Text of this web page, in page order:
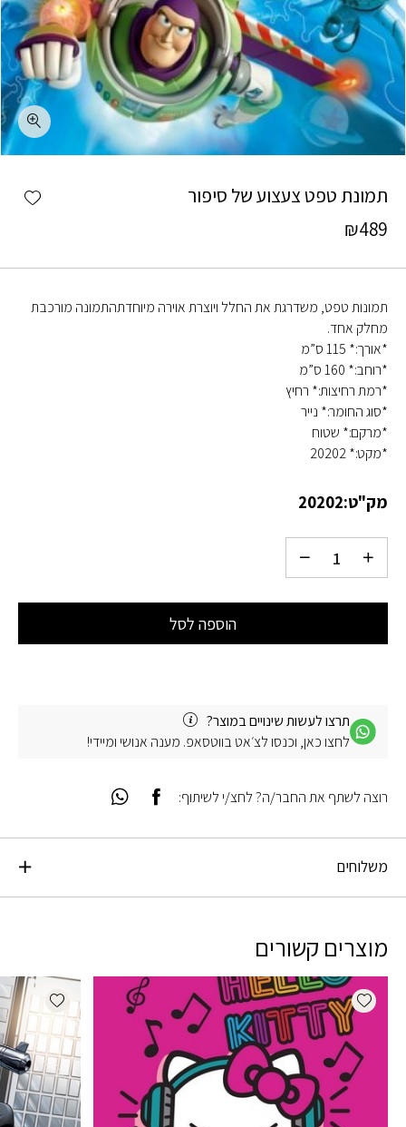
תמונת טפט צעצוע של סיפור
₪489
תמונות טפט, משדרגת את החלל ויוצרת אוירה מיוחדתהתמונה מורכבת
מחלק אחד.
*אורך:* 115 ס”מ
*רוחב:* 160 ס”מ
*רמת רחיצות:* רחיץ
*סוג החומר:* נייר
*מרקם:* שטוח
*מקט:* 20202
מק"ט:20202
הוספה לסל
תרצו לעשות שינויים במוצר?
לחצו כאן, וכנסו לצ׳אט בווטסאפ. מענה אנושי ומיידי!
משלוחים
רוצה לשתף את החבר/ה? לחצ/י לשיתוף:
מוצרים קשורים
Add wishlist
wishlist